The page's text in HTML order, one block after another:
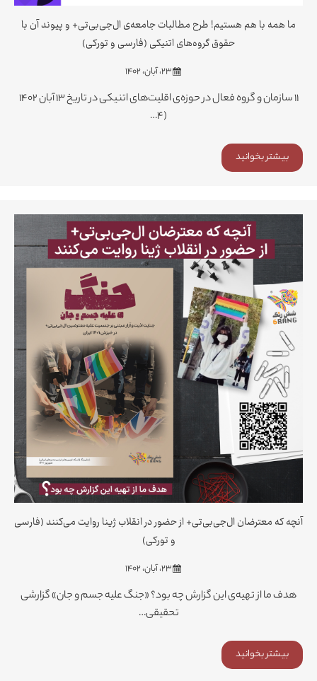
ما همه با هم هستیم! طرح مطالبات جامعه‌ی ال‌جی‌بی‌تی+ و پیوند آن با
حقوق گروه‌های اتنیکی (فارسی و تورکی)
۲۳، آبان، ۱۴۰۲
۱۱ سازمان و گروه فعال در حوزه‌ی اقلیت‌های اتنیکی در تاریخ ۱۳ آبان ۱۴۰۲
(۴…
بیشتر بخوانید
آنچه که معترضان ال‌جی‌بی‌تی+ از حضور در انقلاب ژینا روایت می‌کنند (فارسی
و تورکی)
۲۳، آبان، ۱۴۰۲
هدف ما از تهیه‌ی این گزارش چه بود؟ «جنگ علیه جسم و جان» گزارشی
تحقیقی…
بیشتر بخوانید